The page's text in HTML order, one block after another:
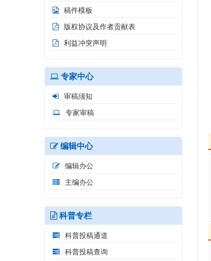
稿件模板
版权协议及作者贡献表
利益冲突声明
专家中心
审稿须知
专家审稿
编辑中心
编辑办公
主编办公
科普专栏
科普投稿通道
科普投稿查询